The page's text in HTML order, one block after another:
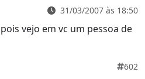
31/03/2007 às 18:50
vejo em vc um pessoa de
602